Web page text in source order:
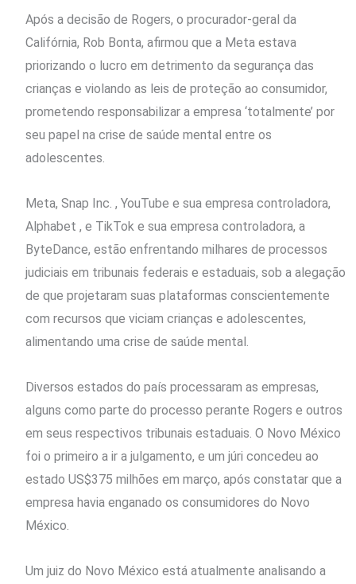
Após a decisão de Rogers, o procurador-geral da
Califórnia, Rob Bonta, afirmou que a Meta estava
priorizando o lucro em detrimento da segurança das
crianças e violando as leis de proteção ao consumidor,
prometendo responsabilizar a empresa ‘totalmente’ por
seu papel na crise de saúde mental entre os
adolescentes.
Meta, Snap Inc. , YouTube e sua empresa ​controladora,
Alphabet , e TikTok e sua empresa controladora, a
ByteDance, estão enfrentando milhares de processos
judiciais em tribunais federais e estaduais, sob a alegação
‌de que projetaram suas plataformas conscientemente
com recursos que ⁠viciam crianças e adolescentes,
alimentando uma crise de saúde mental.
Diversos estados do país processaram as empresas,
alguns como parte do processo perante Rogers e outros
em seus respectivos tribunais estaduais. O Novo México
foi o primeiro a ir a julgamento, e um júri ⁠concedeu ao
estado US$375 milhões em março, após constatar que a
empresa havia enganado os ⁠consumidores do Novo
México.
Um juiz do Novo México está atualmente ⁠analisando a